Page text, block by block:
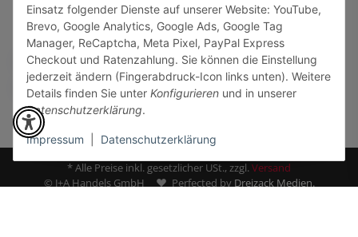
Einsatz folgender Dienste auf unserer Website: YouTube,
Brevo, Google Analytics, Google Ads, Google Tag
Manager, ReCaptcha, Meta Pixel, PayPal Express
Checkout und Ratenzahlung. Sie können die Einstellung
jederzeit ändern (Fingerabdruck-Icon links unten). Weitere
Details finden Sie unter Konfigurieren und in unserer
Datenschutzerklärung.
Impressum Datenschutzerklärung
Sicher bezahlen via:
* Alle Preise inkl. gesetzlicher USt., zzgl.Versand
© J+A Handels GmbH
Perfected by Dreizack Medien.